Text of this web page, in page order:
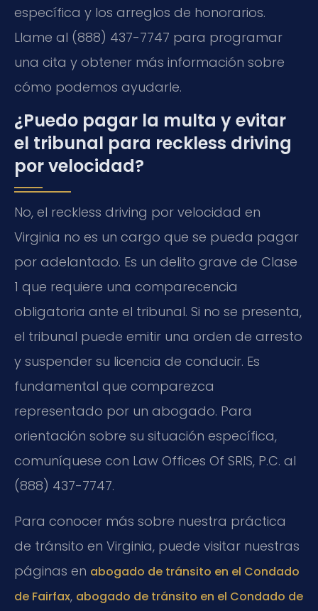
específica y los arreglos de honorarios.
Llame al (888) 437-7747 para programar
una cita y obtener más información sobre
cómo podemos ayudarle.
¿Puedo pagar la multa y evitar
el tribunal para reckless driving
por velocidad?
No, el reckless driving por velocidad en
Virginia no es un cargo que se pueda pagar
por adelantado. Es un delito grave de Clase
1 que requiere una comparecencia
obligatoria ante el tribunal. Si no se presenta,
el tribunal puede emitir una orden de arresto
y suspender su licencia de conducir. Es
fundamental que comparezca
representado por un abogado. Para
orientación sobre su situación específica,
comuníquese con Law Offices Of SRIS, P.C. al
(888) 437-7747.
Para conocer más sobre nuestra práctica
de tránsito en Virginia, puede visitar nuestras
páginas en abogado de tránsito en el Condado
de Fairfax, abogado de tránsito en el Condado de